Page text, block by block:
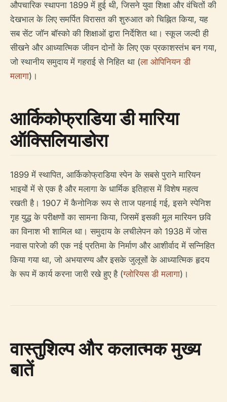
औपचारिक स्थापना 1899 में हुई थी, जिसने युवा शिक्षा और वंचितों की
देखभाल के लिए समर्पित विरासत की शुरुआत को चिह्नित किया, यह
सब सेंट जॉन बॉस्को की शिक्षाओं द्वारा निर्देशित था। स्कूल जल्दी ही
सीखने और आध्यात्मिक जीवन दोनों के लिए एक प्रकाशस्तंभ बन गया,
जो स्थानीय समुदाय में गहराई से निहित था (ला ओपिनियन डी
मलागा)।
आर्किकोफ्राडिया डी मारिया
ऑक्सिलियाडोरा
1899 में स्थापित, आर्किकोफ्राडिया स्पेन के सबसे पुराने मारियन
भाइयों में से एक है और मलागा के धार्मिक इतिहास में विशेष महत्व
रखती है। 1907 में कैनोनिक रूप से ताज पहनाई गई, इसने स्पेनिश
गृह युद्ध के परीक्षणों का सामना किया, जिसमें इसकी मूल मारियन छवि
का विनाश भी शामिल था। समुदाय के लचीलेपन को 1938 में जोस
नवास पारेजो की एक नई प्रतिमा के निर्माण और आशीर्वाद में सन्निहित
किया गया था, जो अभयारण्य और इसके जुलूसों के आध्यात्मिक हृदय
के रूप में कार्य करना जारी रखे हुए है (ग्लोरियस डी मलागा)।
वास्तुशिल्प और कलात्मक मुख्य
बातें